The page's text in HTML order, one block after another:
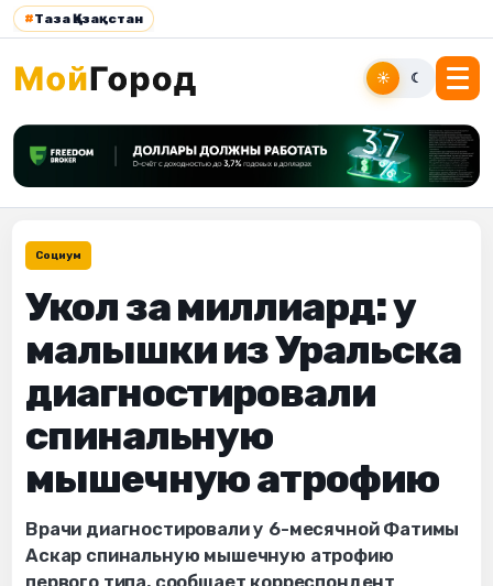
#Таза Қазақстан
☀ ☾
Социум
Укол за миллиард: у
малышки из Уральска
диагностировали
спинальную
мышечную атрофию
Врачи диагностировали у 6-месячной Фатимы
Аскар спинальную мышечную атрофию